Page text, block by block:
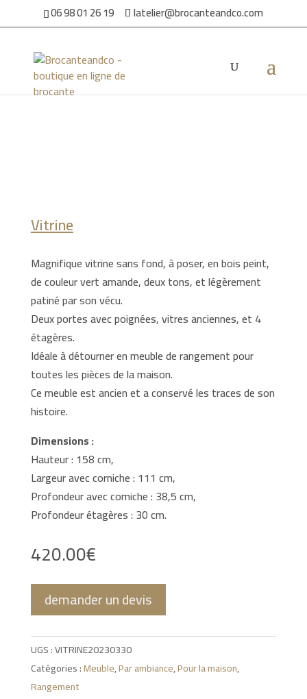
06 98 01 26 19 latelier@brocanteandco.com
Accueil/Par ambiance/
Vitrine
Magnifique vitrine sans fond, à poser, en bois peint,
de couleur vert amande, deux tons, et légèrement
patiné par son vécu.
Deux portes avec poignées, vitres anciennes, et 4
étagères.
Idéale à détourner en meuble de rangement pour
toutes les pièces de la maison.
Ce meuble est ancien et a conservé les traces de son
histoire.
Dimensions :
Hauteur : 158 cm,
Largeur avec corniche : 111 cm,
Profondeur avec corniche : 38,5 cm,
Profondeur étagères : 30 cm.
420.00€
demander un devis
UGS :VITRINE20230330
Catégories :Meuble,Par ambiance,Pour la maison,
Rangement